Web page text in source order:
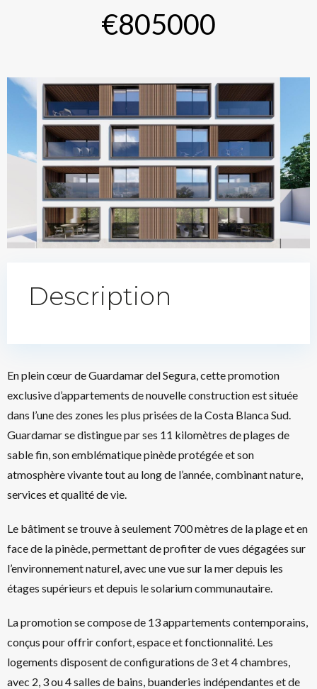
€805000
Description
En plein cœur de Guardamar del Segura, cette promotion
exclusive d’appartements de nouvelle construction est située
dans l’une des zones les plus prisées de la Costa Blanca Sud.
Guardamar se distingue par ses 11 kilomètres de plages de
sable fin, son emblématique pinède protégée et son
atmosphère vivante tout au long de l’année, combinant nature,
services et qualité de vie.
Le bâtiment se trouve à seulement 700 mètres de la plage et en
face de la pinède, permettant de profiter de vues dégagées sur
l’environnement naturel, avec une vue sur la mer depuis les
étages supérieurs et depuis le solarium communautaire.
La promotion se compose de 13 appartements contemporains,
conçus pour offrir confort, espace et fonctionnalité. Les
logements disposent de configurations de 3 et 4 chambres,
avec 2, 3 ou 4 salles de bains, buanderies indépendantes et de